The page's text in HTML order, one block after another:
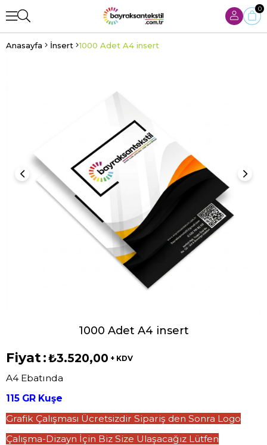
0
Anasayfa İnsert 1000 Adet A4 insert
1000 Adet A4 insert
Fiyat:₺3.520,00 + KDV
A4 Ebatında
115 GR Kuşe
Grafik Çalışması Ücretsizdir Sipariş den Sonra Logo
Çalışma-Dizayn İçin Biz Size Ulaşacağız Lütfen